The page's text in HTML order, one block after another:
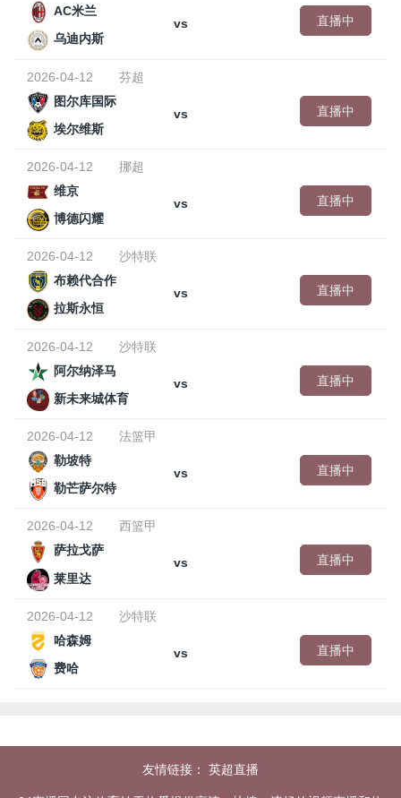
AC米兰
vs
乌迪内斯
直播中
2026-04-12
芬超
图尔库国际
vs
埃尔维斯
直播中
2026-04-12
挪超
维京
vs
博德闪耀
直播中
2026-04-12
沙特联
布赖代合作
vs
拉斯永恒
直播中
2026-04-12
沙特联
阿尔纳泽马
vs
新未来城体育
直播中
2026-04-12
法篮甲
勒坡特
vs
勒芒萨尔特
直播中
2026-04-12
西篮甲
萨拉戈萨
vs
莱里达
直播中
2026-04-12
沙特联
哈森姆
vs
费哈
直播中
友情链接： 英超直播